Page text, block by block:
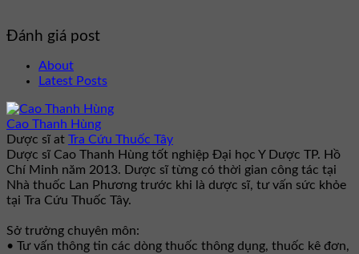
Đánh giá post
About
Latest Posts
Cao Thanh Hùng
Dược sĩ at Tra Cứu Thuốc Tây
Dược sĩ Cao Thanh Hùng tốt nghiệp Đại học Y Dược TP. Hồ
Chí Minh năm 2013. Dược sĩ từng có thời gian công tác tại
Nhà thuốc Lan Phương trước khi là dược sĩ, tư vấn sức khỏe
tại Tra Cứu Thuốc Tây.
Sở trưởng chuyên môn:
• Tư vấn thông tin các dòng thuốc thông dụng, thuốc kê đơn,